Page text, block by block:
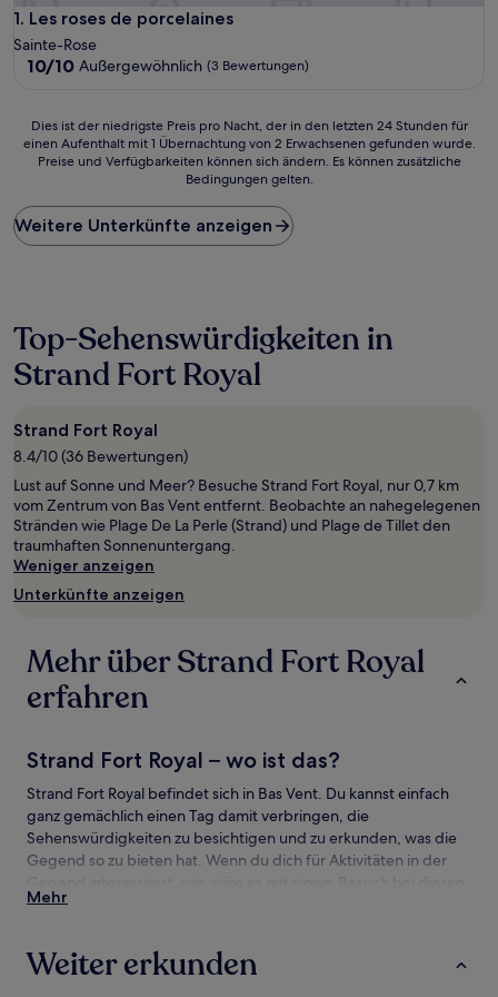
1. Les roses de porcelaines
Les roses de porcelaines
Sainte-Rose
10.0
Außergewöhnlich,
(3
Bewertungen)
10/10 Außergewöhnlich (3 Bewertungen)
Dies
ist
Preis
pro
Nacht,
letzten
24 Stunden
für
einen
mit
1 Übernachtung
von
2 Erwachsenen
gefunden
wurde.
Preise
und
Verfügbarkeiten
können
ändern.
können
zusätzliche
Dies ist der niedrigste Preis pro Nacht, der in den letzten 24 Stunden für
einen Aufenthalt mit 1 Übernachtung von 2 Erwachsenen gefunden wurde.
Preise und Verfügbarkeiten können sich ändern. Es können zusätzliche
Bedingungen gelten.
Weitere Unterkünfte anzeigen
Top-Sehenswürdigkeiten in
Strand Fort Royal
Strand Fort Royal
8.4/10 (36 Bewertungen)
Lust auf Sonne und Meer? Besuche Strand Fort Royal, nur 0,7 km
vom Zentrum von Bas Vent entfernt. Beobachte an nahegelegenen
Stränden wie Plage De La Perle (Strand) und Plage de Tillet den
traumhaften Sonnenuntergang.
Weniger anzeigen
Unterkünfte anzeigen
Mehr über Strand Fort Royal
erfahren
Strand Fort Royal – wo ist das?
Strand Fort Royal befindet sich in Bas Vent. Du kannst einfach
ganz gemächlich einen Tag damit verbringen, die
Sehenswürdigkeiten zu besichtigen und zu erkunden, was die
Gegend so zu bieten hat. Wenn du dich für Aktivitäten in der
Attraktionen: Plage De La Perle (Strand) und Grande Anse
Sehenswürdigkeiten und Aktivitäten nahe
Mehr
Weiter erkunden